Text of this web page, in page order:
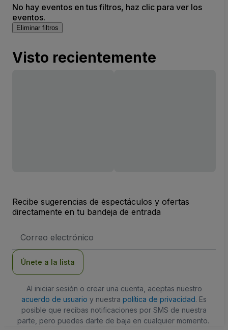
No hay eventos en tus filtros, haz clic para ver los
eventos.
Eliminar filtros
Visto recientemente
Recibe sugerencias de espectáculos y ofertas
directamente en tu bandeja de entrada
de
Únete a la lista
Al iniciar sesión o crear una cuenta, aceptas nuestro
acuerdo de usuario y nuestra política de privacidad. Es
posible que recibas notificaciones por SMS de nuestra
parte, pero puedes darte de baja en cualquier momento.